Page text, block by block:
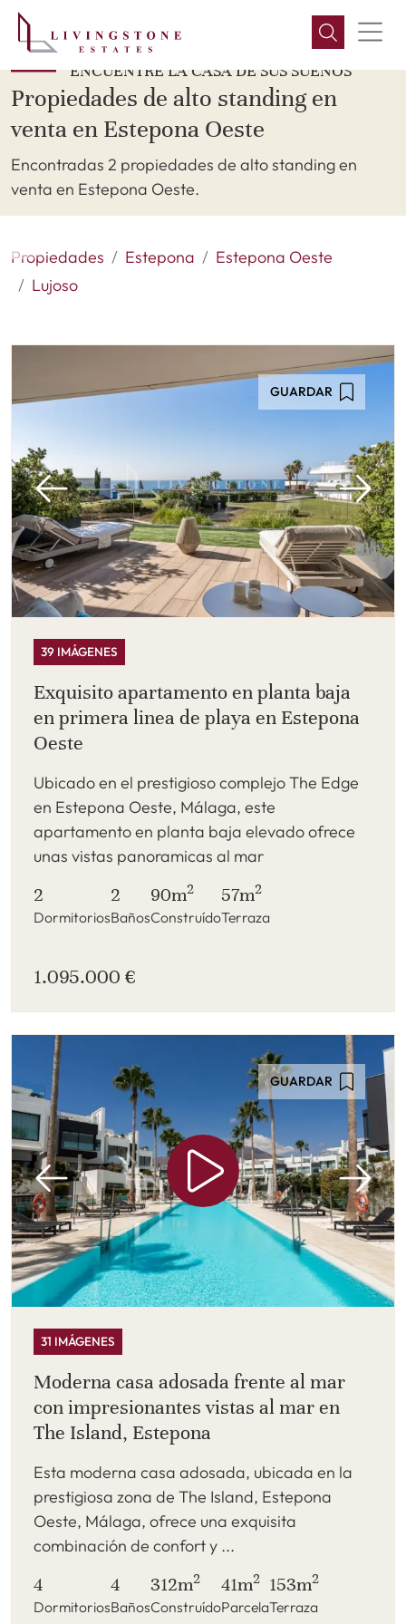
ENCUENTRE LA CASA DE SUS SUEÑOS
Propiedades de alto standing en
venta en Estepona Oeste
Encontradas 2 propiedades de alto standing en
venta en Estepona Oeste.
Propiedades Estepona
Estepona Oeste
Lujoso
GUARDAR
39 IMÁGENES
Exquisito apartamento en planta baja
en primera linea de playa en Estepona
Oeste
Ubicado en el prestigioso complejo The Edge
en Estepona Oeste, Málaga, este
apartamento en planta baja elevado ofrece
unas vistas panoramicas al mar
2
Dormitorios
2
Baños
90m2
Construído
57m2
Terraza
1.095.000 €
GUARDAR
31 IMÁGENES
Moderna casa adosada frente al mar
con impresionantes vistas al mar en
The Island, Estepona
Esta moderna casa adosada, ubicada en la
prestigiosa zona de The Island, Estepona
Oeste, Málaga, ofrece una exquisita
combinación de confort y ...
4
Dormitorios
4
Baños
312m2
Construído
41m2
Parcela
153m2
Terraza